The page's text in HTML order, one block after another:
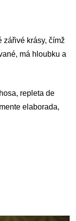
zářivé krásy, čímž
má hloubku a
repleta de
elaborada,